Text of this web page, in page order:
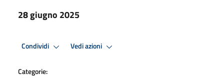
28 giugno 2025
Condividi Vedi azioni
Categorie: